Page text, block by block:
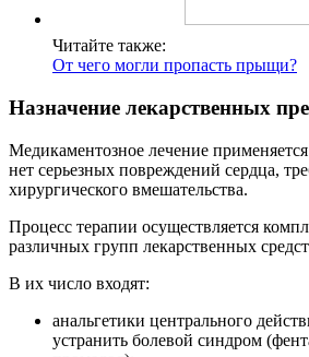
Читайте также:
От чего могли пропасть прыщи?
Назначение лекарственных
Медикаментозное лечение применяется
нет серьезных повреждений сердца,
хирургического вмешательства.
Процесс терапии осуществляется
различных групп лекарственных
В их число входят:
анальгетики центрального
устранить болевой синдром